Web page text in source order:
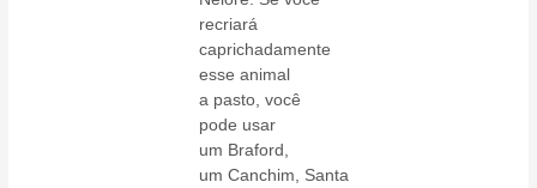
recriará
caprichadamente
esse animal
a pasto, você
pode usar
um Braford,
um Canchim, Santa